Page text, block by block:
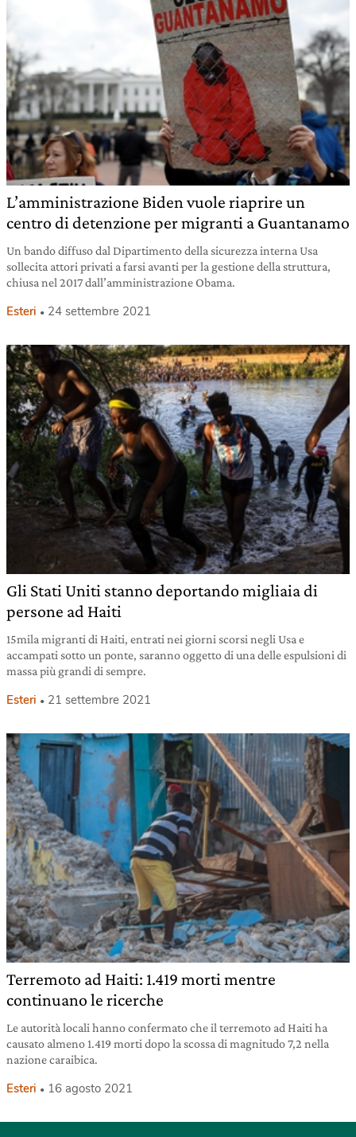
L’amministrazione Biden vuole riaprire un
centro di detenzione per migranti a Guantanamo
Un bando diffuso dal Dipartimento della sicurezza interna Usa
sollecita attori privati a farsi avanti per la gestione della struttura,
chiusa nel 2017 dall’amministrazione Obama.
Esteri 24 settembre 2021
Gli Stati Uniti stanno deportando migliaia di
persone ad Haiti
15mila migranti di Haiti, entrati nei giorni scorsi negli Usa e
accampati sotto un ponte, saranno oggetto di una delle espulsioni di
massa più grandi di sempre.
Esteri 21 settembre 2021
Terremoto ad Haiti: 1.419 morti mentre
continuano le ricerche
Le autorità locali hanno confermato che il terremoto ad Haiti ha
causato almeno 1.419 morti dopo la scossa di magnitudo 7,2 nella
nazione caraibica.
Esteri 16 agosto 2021